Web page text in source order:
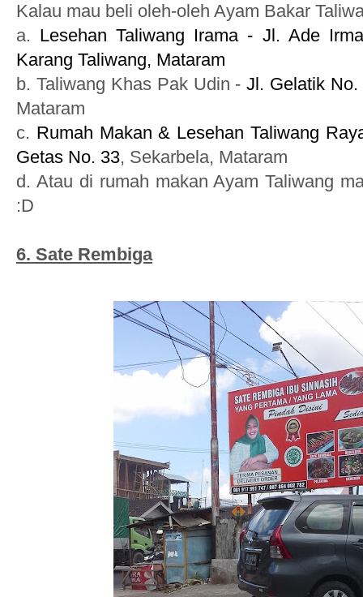
Kalau mau beli oleh-oleh Ayam Bakar
a. Lesehan Taliwang Irama - Jl. Ade
Karang Taliwang, Mataram
b. Taliwang Khas Pak Udin -Jl. Gelatik
Mataram
c. Rumah Makan & Lesehan Taliwang
Getas No. 33, Sekarbela, Mataram
d. Atau di rumah makan Ayam Taliwang
:D
6. Sate Rembiga